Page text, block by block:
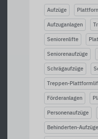
Aufzüge
Aufzuganlagen
Seniorenlifte
Seniorenaufzüge
Schrägaufzüge
Treppen-
Förderanlagen
Personenaufzüge
Behinderten-Aufzüge